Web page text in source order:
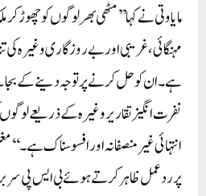
مایاوتی نے کہا ’’مٹھی بھر لوگوں کو
مہنگائی، غریبی اور بے روزگاری وغیرہ
ہے۔ ان کو حل کرنے پر توجہ دینے کے
نفرت انگیز تقاریر وغیرہ کے ذریعے
انتہائی غیر منصفانہ اور افسوسناک
پر ردعمل ظاہر کرتے ہوئے بی ایس پی